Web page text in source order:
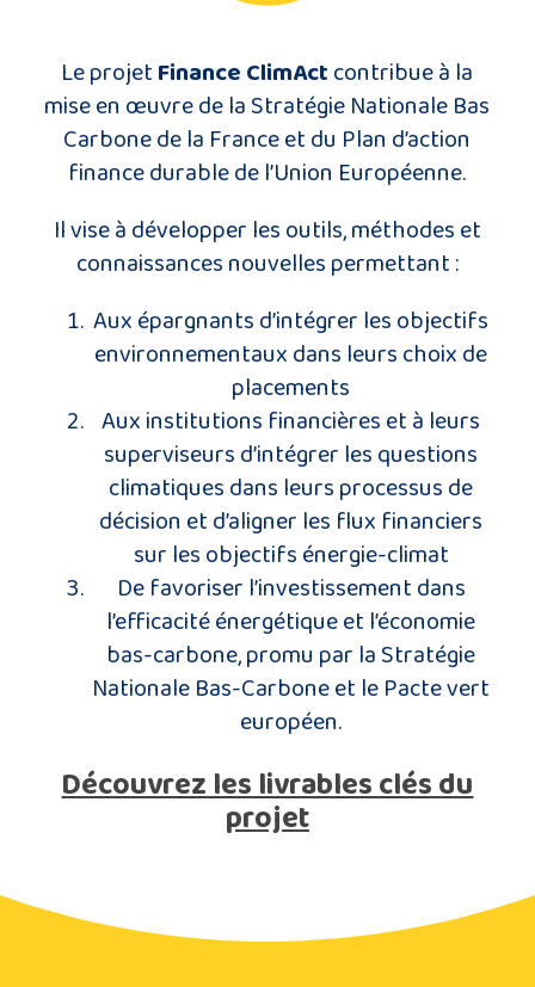
Le projet Finance ClimAct contribue à la
mise en œuvre de la Stratégie Nationale Bas
Carbone de la France et du Plan d’action
finance durable de l’Union Européenne.
Il vise à développer les outils, méthodes et
connaissances nouvelles permettant :
Aux épargnants d’intégrer les objectifs
environnementaux dans leurs choix de
placements
Aux institutions financières et à leurs
superviseurs d’intégrer les questions
climatiques dans leurs processus de
décision et d’aligner les flux financiers
sur les objectifs énergie-climat
De favoriser l’investissement dans
l’efficacité énergétique et l’économie
bas-carbone, promu par la Stratégie
Nationale Bas-Carbone et le Pacte vert
européen.
Découvrez les livrables clés du
projet